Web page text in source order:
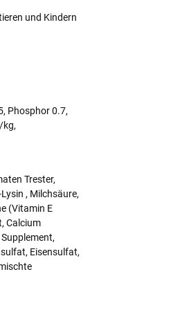
und Kindern
Phosphor 0.7,
kg,
Trester,
, Milchsäure,
(Vitamin E
Calcium
Eisensulfat,